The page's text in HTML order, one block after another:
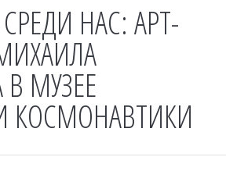
НАС: АРТ-
МУЗЕЕ
КОСМОНАВТИКИ